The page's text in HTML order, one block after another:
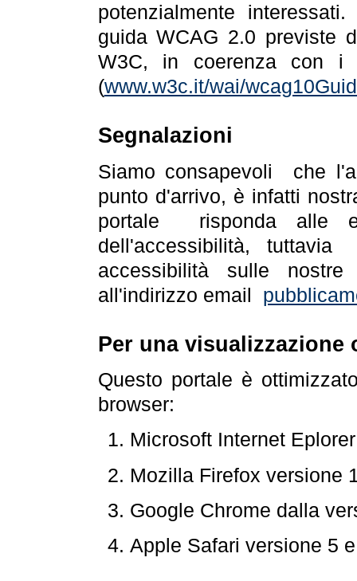
potenzialmente
guida WCAG 2.0 previste
W3C, in coerenza con i
(www.w3c.it/wai/
Segnalazioni
Siamo consapevoli che
punto d'arrivo, è infatti
portale risponda alle
dell'accessibilità,
accessibilità sulle
all'indirizzo email
Per una visualizzazione
Questo portale è
browser:
Microsoft Internet
Mozilla Firefox versione
Google Chrome dalla
Apple Safari versione 5